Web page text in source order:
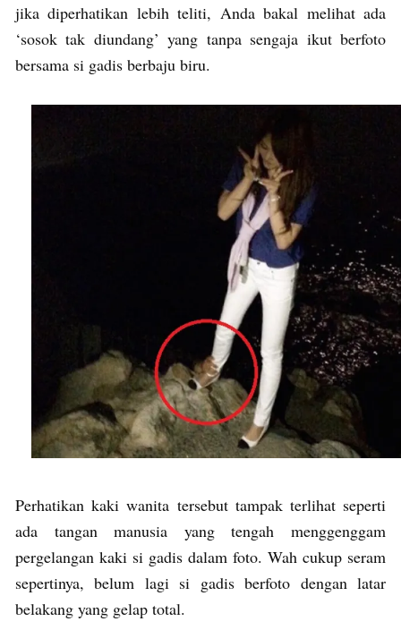
jika diperhatikan lebih teliti, Anda bakal melihat ada
‘sosok tak diundang’ yang tanpa sengaja ikut berfoto
bersama si gadis berbaju biru.
Perhatikan kaki wanita tersebut tampak terlihat seperti
ada tangan manusia yang tengah menggenggam
pergelangan kaki si gadis dalam foto. Wah cukup seram
sepertinya, belum lagi si gadis berfoto dengan latar
belakang yang gelap total.